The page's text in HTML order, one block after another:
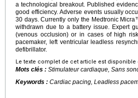
a technological breakout. Published
good efficiency. Adverse events usually
30 days. Currently only the Medtronic
withdrawn due to a battery issue. Expert
(venous occlusion) or in cases of high
pacemaker, left ventricular leadless
defibrillator.
Le texte complet de cet article est disponible
Mots clés : Stimulateur cardiaque, Sans
Keywords : Cardiac pacing, Leadless